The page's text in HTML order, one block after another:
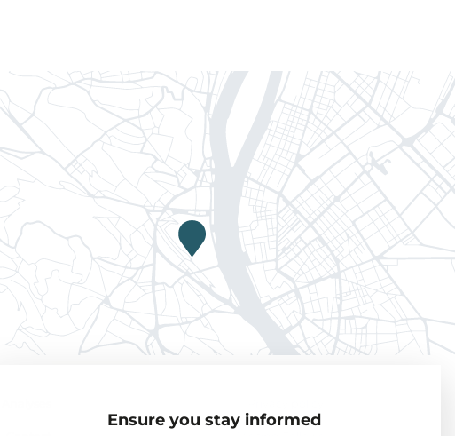
Ensure you stay informed